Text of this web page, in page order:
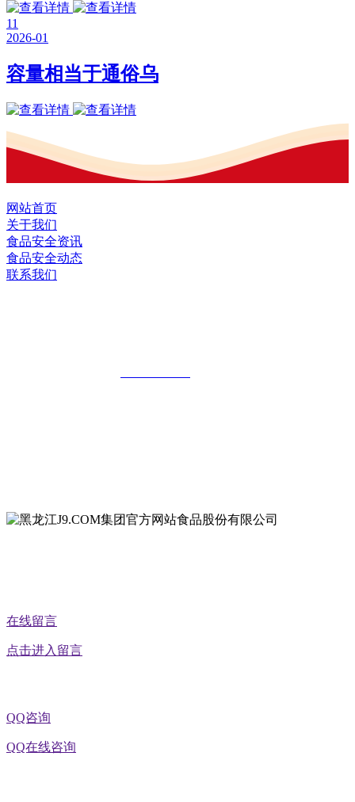
11
2026-01
容量相当于通俗乌
网站首页
关于我们
食品安全资讯
食品安全动态
联系我们
在线留言
点击进入留言
QQ咨询
QQ在线咨询